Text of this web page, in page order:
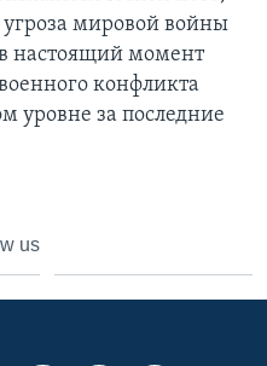
угроза мировой войны
настоящий момент
конфликта
уровне за последние
us